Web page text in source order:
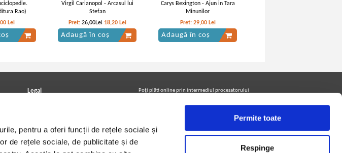
pentru a oferi funcții de rețele sociale și
de rețele sociale, de publicitate și de
Permite toate
Respinge
Rao)
Lei
Virgil Carianopol - Arcasul lui
Stefan
Pret:26,00Lei 18,20 Lei
Adaugă în coș
Carys Bexington - Ajun in Tara
Minunilor
Pret: 29,00 Lei
Adaugă în coș
Legal
Termeni si conditii
Utilizare cookie-uri
Poţi plăti online prin intermediul procesatorului
Urmăreşte-ne pe facebook pentru a fi la curent cu